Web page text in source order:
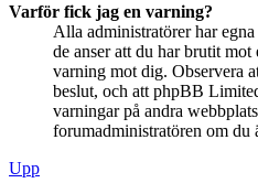
Varför fick jag en varning?
Alla administratörer har
de anser att du har brutit mot
varning mot dig. Observera
beslut, och att phpBB
varningar på andra
forumadministratören om du
Upp